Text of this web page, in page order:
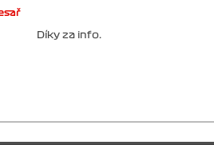
Díky za info.